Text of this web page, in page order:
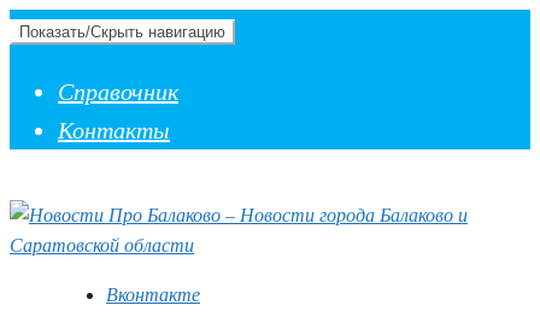
Показать/Скрыть навигацию
Справочник
Контакты
Вконтакте